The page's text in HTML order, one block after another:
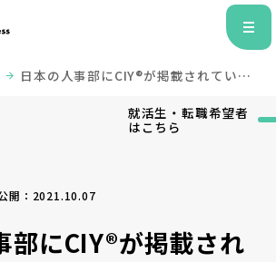
日本の人事部にCIY®が掲載されていま
就活生・転職希望者
はこちら
開：2021.10.07
部にCIY®が掲載され